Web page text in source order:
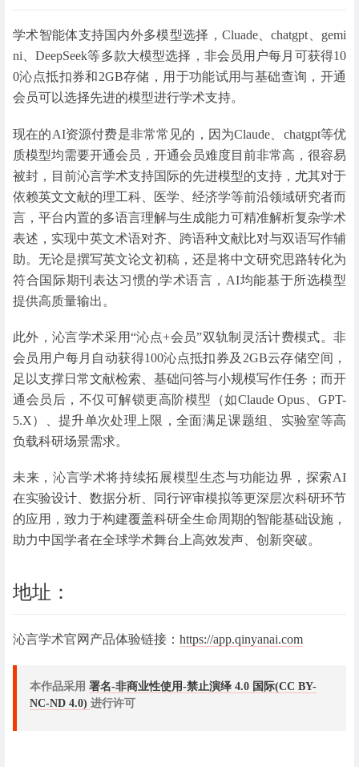
学术智能体支持国内外多模型选择，Cluade、chatgpt、gemi
ni、DeepSeek等多款大模型选择，非会员用户每月可获得10
0沁点抵扣券和2GB存储，用于功能试用与基础查询，开通
会员可以选择先进的模型进行学术支持。
现在的AI资源付费是非常常见的，因为Claude、chatgpt等优
质模型均需要开通会员，开通会员难度目前非常高，很容易
被封，目前沁言学术支持国际的先进模型的支持，尤其对于
依赖英文文献的理工科、医学、经济学等前沿领域研究者而
言，平台内置的多语言理解与生成能力可精准解析复杂学术
表述，实现中英文术语对齐、跨语种文献比对与双语写作辅
助。无论是撰写英文论文初稿，还是将中文研究思路转化为
符合国际期刊表达习惯的学术语言，AI均能基于所选模型
提供高质量输出。
此外，沁言学术采用“沁点+会员”双轨制灵活计费模式。非
会员用户每月自动获得100沁点抵扣券及2GB云存储空间，
足以支撑日常文献检索、基础问答与小规模写作任务；而开
通会员后，不仅可解锁更高阶模型（如Claude Opus、GPT-
5.X）、提升单次处理上限，全面满足课题组、实验室等高
负载科研场景需求。
未来，沁言学术将持续拓展模型生态与功能边界，探索AI
在实验设计、数据分析、同行评审模拟等更深层次科研环节
的应用，致力于构建覆盖科研全生命周期的智能基础设施，
助力中国学者在全球学术舞台上高效发声、创新突破。
地址：
沁言学术官网产品体验链接： https://app.qinyanai.com
本作品采用 署名-非商业性使用-禁止演绎 4.0 国际(CC BY-
NC-ND 4.0) 进行许可